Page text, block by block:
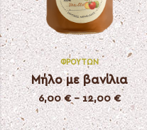
ΦΡΟΎΤΩΝ
Μήλο με βανίλια
6,00€–12,00€